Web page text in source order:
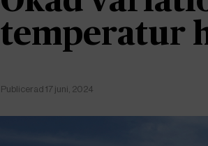
temperatur
Publicerad 17 juni, 2024